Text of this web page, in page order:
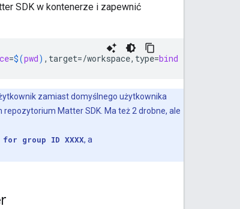
SDK w kontenerze i zapewnić
=$(pwd) ,target=/workspace,type=bind
zamiast domyślnego użytkownika
Matter SDK. Ma też 2 drobne, ale
group ID XXXX, a